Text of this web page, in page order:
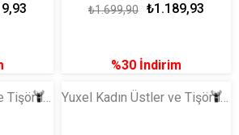
₺1.189,93
₺1.699,90
%30 İndirim
Yuxel Kadın Üstler ve Tişörtler Yuxel Kadın Üstler ve Tişörtler